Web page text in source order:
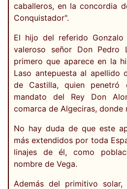
caballeros, en la concordia
Conquistador".
El hijo del referido
valeroso señor Don Pedro
primero que aparece en la
Laso antepuesta al apellido
de Castilla, quien
mandato del Rey Don
comarca de Algeciras, donde
No hay duda de que este
más extendidos por toda
linajes de él, como
nombre de Vega.
Además del primitivo